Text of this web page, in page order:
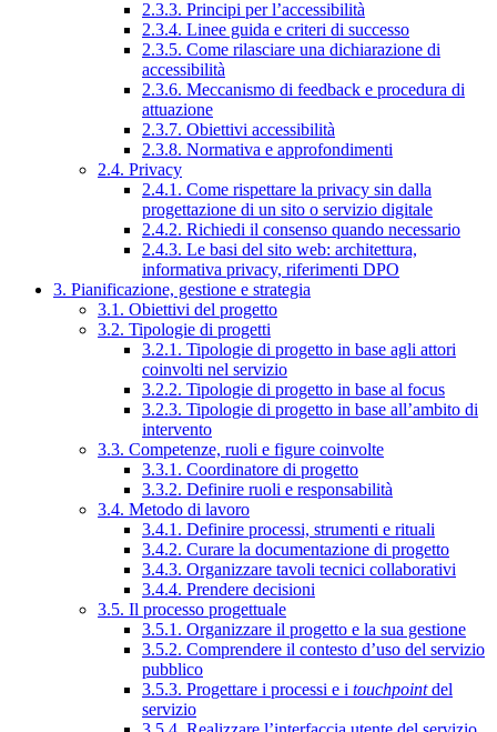
2.3.3. Principi per l’accessibilità
2.3.4. Linee guida e criteri di successo
2.3.5. Come rilasciare una dichiarazione di
accessibilità
2.3.6. Meccanismo di feedback e procedura di
attuazione
2.3.7. Obiettivi accessibilità
2.3.8. Normativa e approfondimenti
2.4. Privacy
2.4.1. Come rispettare la privacy sin dalla
progettazione di un sito o servizio digitale
2.4.2. Richiedi il consenso quando necessario
2.4.3. Le basi del sito web: architettura,
informativa privacy, riferimenti DPO
3. Pianificazione, gestione e strategia
3.1. Obiettivi del progetto
3.2. Tipologie di progetti
3.2.1. Tipologie di progetto in base agli attori
coinvolti nel servizio
3.2.2. Tipologie di progetto in base al focus
3.2.3. Tipologie di progetto in base all’ambito di
intervento
3.3. Competenze, ruoli e figure coinvolte
3.3.1. Coordinatore di progetto
3.3.2. Definire ruoli e responsabilità
3.4. Metodo di lavoro
3.4.1. Definire processi, strumenti e rituali
3.4.2. Curare la documentazione di progetto
3.4.3. Organizzare tavoli tecnici collaborativi
3.4.4. Prendere decisioni
3.5. Il processo progettuale
3.5.1. Organizzare il progetto e la sua gestione
3.5.2. Comprendere il contesto d’uso del servizio
pubblico
3.5.3. Progettare i processi e i touchpointdel
servizio